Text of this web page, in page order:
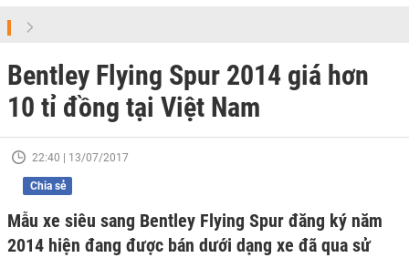
Bentley Flying Spur 2014 giá hơn
10 tỉ đồng tại Việt Nam
22:40 | 13/07/2017
Chia sẻ
Mẫu xe siêu sang Bentley Flying Spur đăng ký năm
2014 hiện đang được bán dưới dạng xe đã qua sử